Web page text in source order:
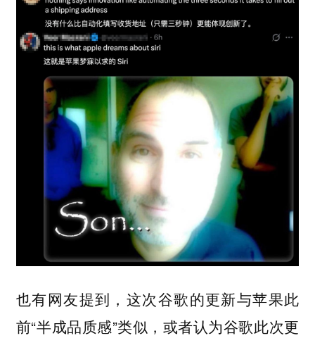
也有网友提到，这次谷歌的更新与苹果此
前“半成品质感”类似，或者认为谷歌此次更